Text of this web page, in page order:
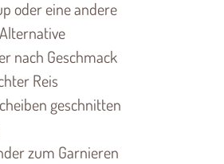
oder eine andere
nach Geschmack
Reis
geschnitten
zum Garnieren